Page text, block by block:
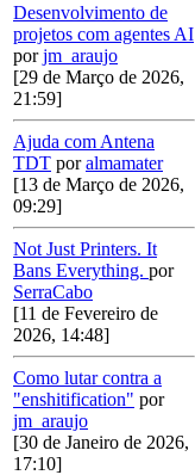
Desenvolvimento de
projetos com agentes AI
porjm_araujo
[29 de Março de 2026,
21:59]
Ajuda com Antena
TDT poralmamater
[13 de Março de 2026,
09:29]
Not Just Printers. It
Bans Everything. por
SerraCabo
[11 de Fevereiro de
2026, 14:48]
Como lutar contra a
"enshitification" por
jm_araujo
[30 de Janeiro de 2026,
17:10]